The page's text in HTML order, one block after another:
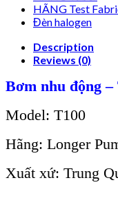
HÃNG Test
Đèn halogen
Description
Reviews (0)
Bơm nhu động
Model: T100
Hãng: Longer
Xuất xứ: Trung